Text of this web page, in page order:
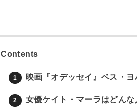
Contents
1 映画『オデッセイ』ベス・
2 女優ケイト・マーラはどんな